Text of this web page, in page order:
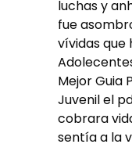
luchas y
fue
vívidas que
Mejor Guia
Juvenil el
cobrara
sentía a la